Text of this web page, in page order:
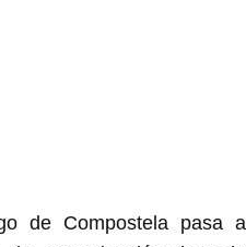
de Compostela pasa a